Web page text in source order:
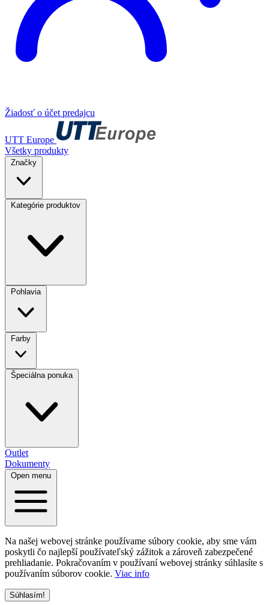
Žiadosť o účet predajcu
UTT Europe
Všetky produkty
Značky
Kategórie produktov
Pohlavia
Farby
Špeciálna ponuka
Outlet
Dokumenty
Open menu
Na našej webovej stránke používame súbory cookie, aby sme vám
poskytli čo najlepší používateľský zážitok a zároveň zabezpečené
prehliadanie. Pokračovaním v používaní webovej stránky súhlasíte s
používaním súborov cookie. Viac info
Súhlasím!